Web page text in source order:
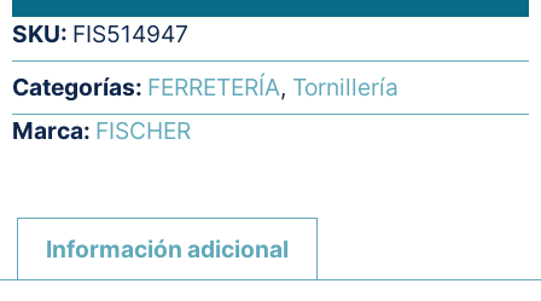
SKU: FIS514947
Categorías: FERRETERÍA, Tornillería
Marca: FISCHER
Información adicional